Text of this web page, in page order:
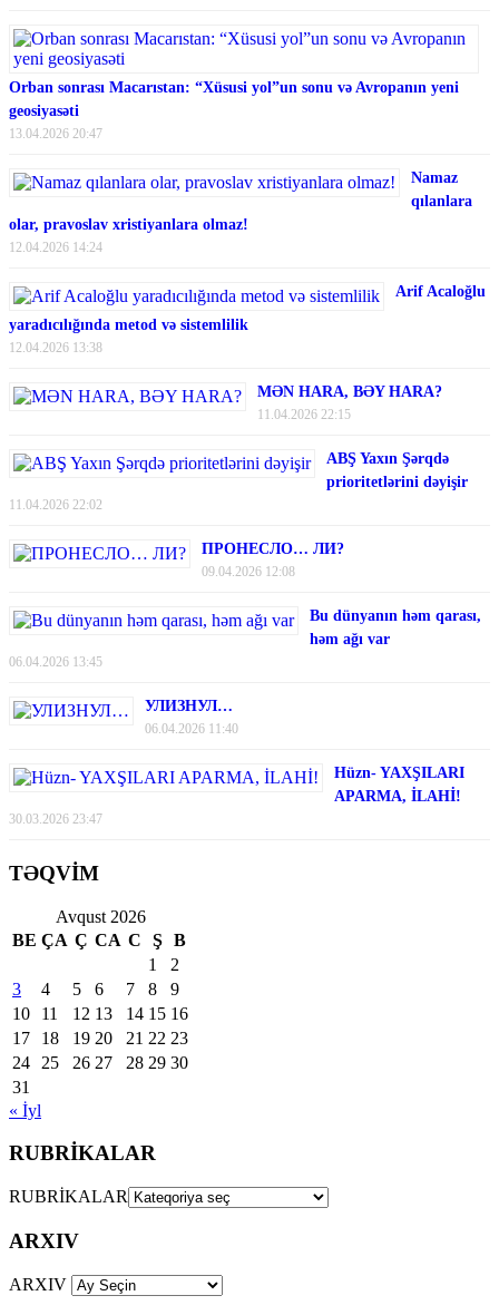
Orban sonrası Macarıstan: “Xüsusi yol”un sonu və Avropanın yeni
geosiyasəti
13.04.2026 20:47
Namaz
qılanlara
olar, pravoslav xristiyanlara olmaz!
12.04.2026 14:24
Arif Acaloğlu
yaradıcılığında metod və sistemlilik
12.04.2026 13:38
MƏN HARA, BƏY HARA?
11.04.2026 22:15
ABŞ Yaxın Şərqdə
prioritetlərini dəyişir
11.04.2026 22:02
ПРОНЕСЛО… ЛИ?
09.04.2026 12:08
Bu dünyanın həm qarası,
həm ağı var
06.04.2026 13:45
УЛИЗНУЛ…
06.04.2026 11:40
Hüzn- YAXŞILARI
APARMA, İLAHİ!
30.03.2026 23:47
TƏQVİM
Avqust 2026
BE ÇA Ç CA C Ş
B
1
2
3
4 5 6 7 8
9
10
11 12 13 14 15 16
17
18 19 20 21 22 23
24
25 26 27 28 29 30
31
« İyl
RUBRİKALAR
RUBRİKALAR
ARXIV
ARXIV